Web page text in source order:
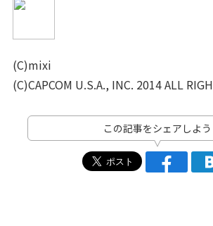
(C)mixi
(C)CAPCOM U.S.A., INC. 2014 ALL
この記事をシェアしよう